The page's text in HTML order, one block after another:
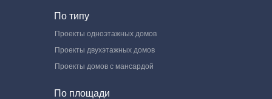
По типу
Проекты одноэтажных домов
Проекты двухэтажных домов
Проекты домов с мансардой
По площади